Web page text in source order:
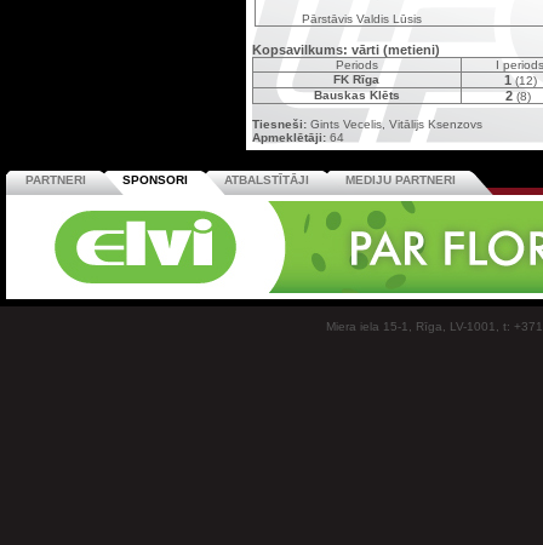
Pārstāvis Valdis Lūsis
Kopsavilkums: vārti (metieni)
Periods
I
FK Rīga
1 (12)
Bauskas Klēts
2 (8)
Tiesneši: Gints Vecelis, Vitālijs Ksenzovs
Apmeklētāji: 64
PARTNERI SPONSORI ATBALSTĪTĀJI MEDIJU PARTNERI
Miera iela 15-1, Rīga, LV-1001, t: